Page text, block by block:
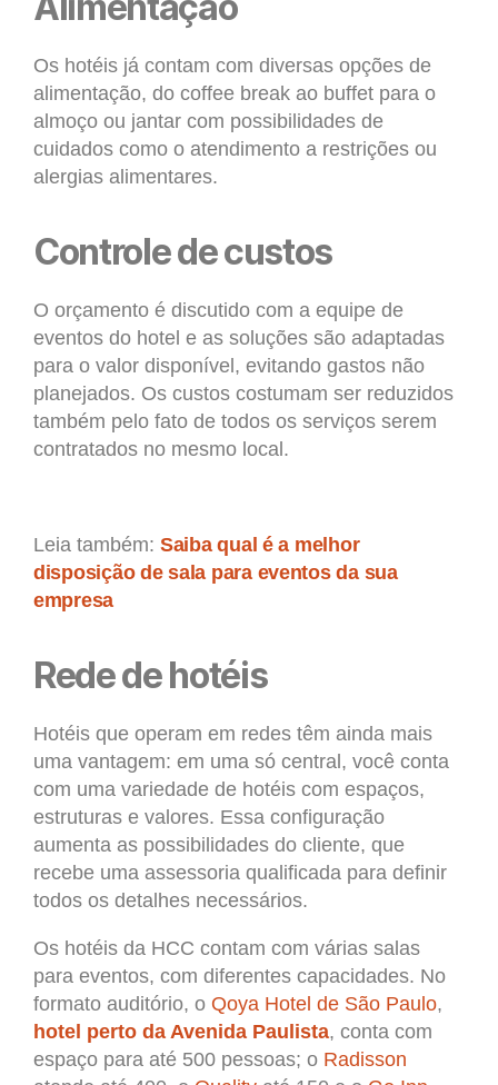
Os hotéis já contam com diversas opções de
alimentação, do coffee break ao buffet para o
almoço ou jantar com possibilidades de
cuidados como o atendimento a restrições ou
alergias alimentares.
Controle de custos
O orçamento é discutido com a equipe de
eventos do hotel e as soluções são adaptadas
para o valor disponível, evitando gastos não
planejados. Os custos costumam ser reduzidos
também pelo fato de todos os serviços serem
contratados no mesmo local.
Leia também: Saiba qual é a melhor
disposição de sala para eventos da sua
empresa
Rede de hotéis
Hotéis que operam em redes têm ainda mais
uma vantagem: em uma só central, você conta
com uma variedade de hotéis com espaços,
estruturas e valores. Essa configuração
aumenta as possibilidades do cliente, que
recebe uma assessoria qualificada para definir
todos os detalhes necessários.
Os hotéis da HCC contam com várias salas
para eventos, com diferentes capacidades. No
formato auditório, o Qoya Hotel de São Paulo,
hotel perto da Avenida Paulista, conta com
espaço para até 500 pessoas; o Radisson